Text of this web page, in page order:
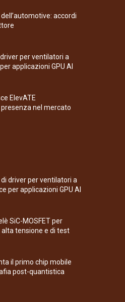
accordi
per ventilatori a
applicazioni GPU AI
ElevATE
nel mercato
driver per ventilatori a
per applicazioni GPU AI
SiC-MOSFET per
tensione e di test
il primo chip mobile
post-quantistica